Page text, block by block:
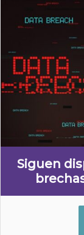
Siguen